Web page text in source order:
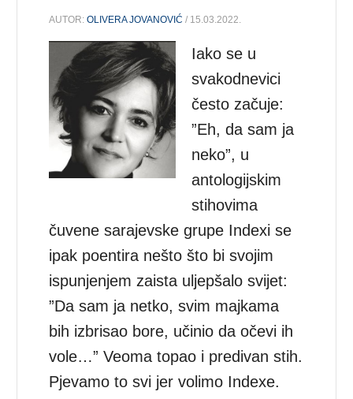
AUTOR:OLIVERA JOVANOVIĆ / 15.03.2022.
Iako se u
svakodnevici
često začuje:
”Eh, da sam ja
neko”, u
antologijskim
stihovima
čuvene sarajevske grupe Indexi se
ipak poentira nešto što bi svojim
ispunjenjem zaista uljepšalo svijet:
”Da sam ja netko, svim majkama
bih izbrisao bore, učinio da očevi ih
vole…” Veoma topao i predivan stih.
Pjevamo to svi jer volimo Indexe.